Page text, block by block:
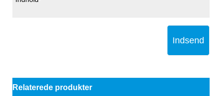
Indsend
Relaterede produkter